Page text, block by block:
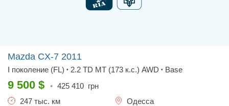
Mazda CX-7 2011
I поколение (FL) • 2.2 TD MT (173 к.с.) AWD • Base
9 500 $ • 425 410 грн
247 тыс. км
Одесса